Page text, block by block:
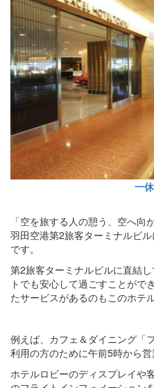
一
「空を旅する人の憩う、空へ向
羽田空港第2旅客ターミナルビ
です。
第2旅客ターミナルビルに直結
トでも安心して過ごすことがで
たサービスがあるのもこのホテ
例えば、カフェ＆ダイニング「
利用の方のために午前5時から営
ホテルロビーのディスプレイや